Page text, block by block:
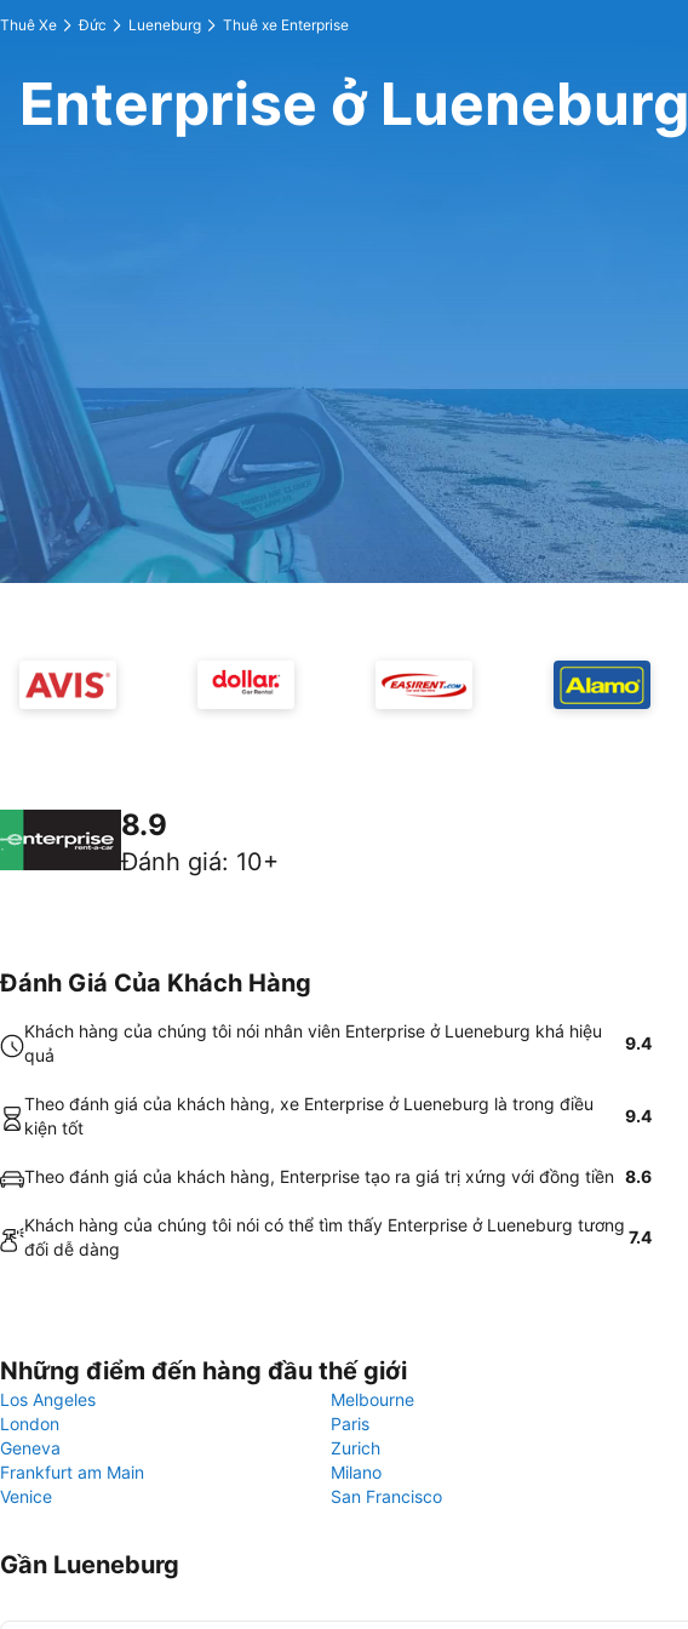
Thuê Xe Đức Lueneburg Thuê xe Enterprise
Enterprise ở Lueneburg
8.9
Đánh giá: 10+
Đánh Giá Của Khách Hàng
Khách hàng của chúng tôi nói nhân viên Enterprise ở Lueneburg khá hiệu
quả
9.4
Theo đánh giá của khách hàng, xe Enterprise ở Lueneburg là trong điều
kiện tốt
9.4
Theo đánh giá của khách hàng, Enterprise tạo ra giá trị xứng với đồng tiền 8.6
Khách hàng của chúng tôi nói có thể tìm thấy Enterprise ở Lueneburg tương
đối dễ dàng
7.4
Những điểm đến hàng đầu thế giới
Los Angeles
Melbourne
London
Paris
Geneva
Zurich
Frankfurt am Main
Milano
Venice
San Francisco
Gần Lueneburg